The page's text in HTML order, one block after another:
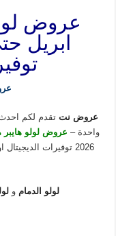
عروض نتتقدم لكم
واحدة – عروض لولو هايبر
2026 توفيرات الديجيتال او حتى نفاذ الكمية من
لولو الدمام و